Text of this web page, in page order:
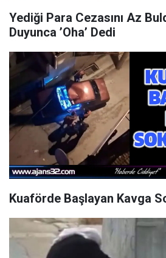
Yediği Para Cezasını Az
Duyunca ’Oha’ Dedi
Kuaförde Başlayan Kavga